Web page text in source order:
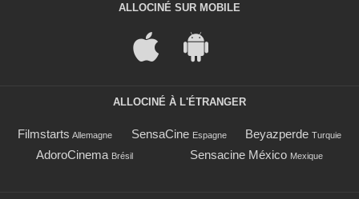
ALLOCINÉ SUR MOBILE
ALLOCINÉ À L'ÉTRANGER
Filmstarts Allemagne SensaCine Espagne Beyazperde Turquie
AdoroCinema Brésil Sensacine México Mexique